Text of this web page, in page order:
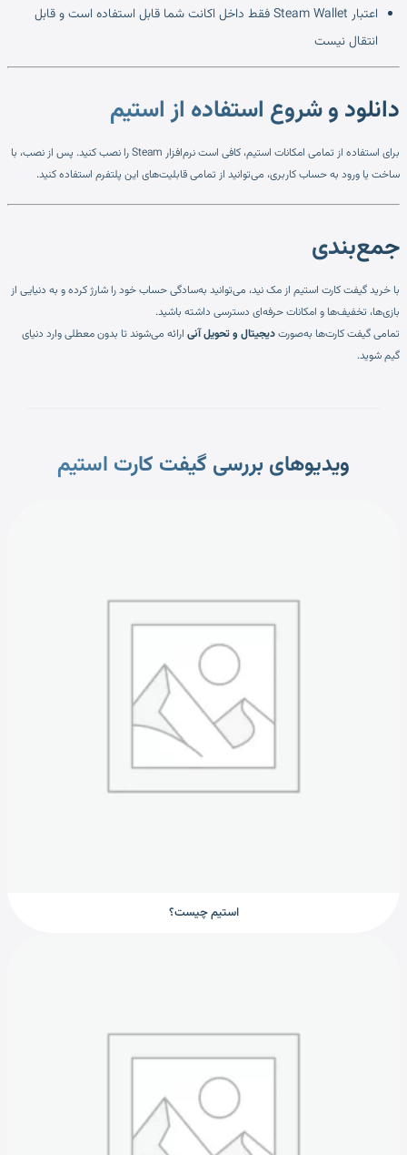
اعتبار Steam Wallet فقط داخل اکانت شما قابل استفاده است و قابل
انتقال نیست
دانلود و شروع استفاده از استیم
برای استفاده از تمامی امکانات استیم، کافی است نرم‌افزار Steam را نصب کنید. پس از نصب، با
ساخت یا ورود به حساب کاربری، می‌توانید از تمامی قابلیت‌های این پلتفرم استفاده کنید.
جمع‌بندی
با خرید گیفت کارت استیم از مک نید، می‌توانید به‌سادگی حساب خود را شارژ کرده و به دنیایی از
بازی‌ها، تخفیف‌ها و امکانات حرفه‌ای دسترسی داشته باشید.
تمامی گیفت کارت‌ها به‌صورتدیجیتال و تحویل آنی ارائه می‌شوند تا بدون معطلی وارد دنیای
گیم شوید.
ویدیوهای بررسی گیفت کارت استیم
استیم چیست؟